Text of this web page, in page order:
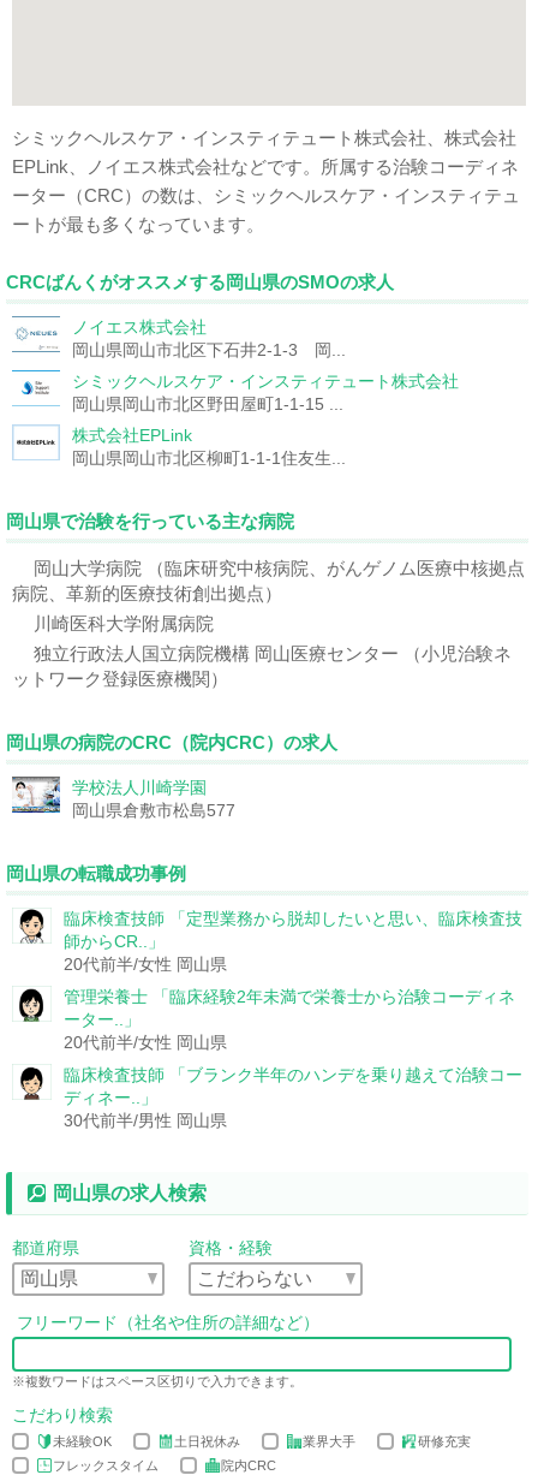
シミックヘルスケア・インスティテュート株式会社、株式会社
EPLink、ノイエス株式会社などです。所属する治験コーディネ
ーター（CRC）の数は、シミックヘルスケア・インスティテュ
ートが最も多くなっています。
CRCばんくがオススメする岡山県のSMOの求人
ノイエス株式会社
岡山県岡山市北区下石井2-1-3 岡...
シミックヘルスケア・インスティテュート株式会社
岡山県岡山市北区野田屋町1-1-15 ...
株式会社EPLink
岡山県岡山市北区柳町1-1-1住友生...
岡山県で治験を行っている主な病院
岡山大学病院 （臨床研究中核病院、がんゲノム医療中核拠点
病院、革新的医療技術創出拠点）
川崎医科大学附属病院
独立行政法人国立病院機構 岡山医療センター （小児治験ネ
ットワーク登録医療機関）
岡山県の病院のCRC（院内CRC）の求人
学校法人川崎学園
岡山県倉敷市松島577
岡山県の転職成功事例
臨床検査技師 「定型業務から脱却したいと思い、臨床検査技
師からCR..」
20代前半/女性 岡山県
管理栄養士 「臨床経験2年未満で栄養士から治験コーディネ
ーター..」
20代前半/女性 岡山県
臨床検査技師 「ブランク半年のハンデを乗り越えて治験コー
ディネー..」
30代前半/男性 岡山県
岡山県の求人検索
都道府県 資格・経験
フリーワード（社名や住所の詳細など）
※複数ワードはスペース区切りで入力できます。
こだわり検索
未経験OK 土日祝休み 業界大手
研修充実
フレックスタイム
院内CRC